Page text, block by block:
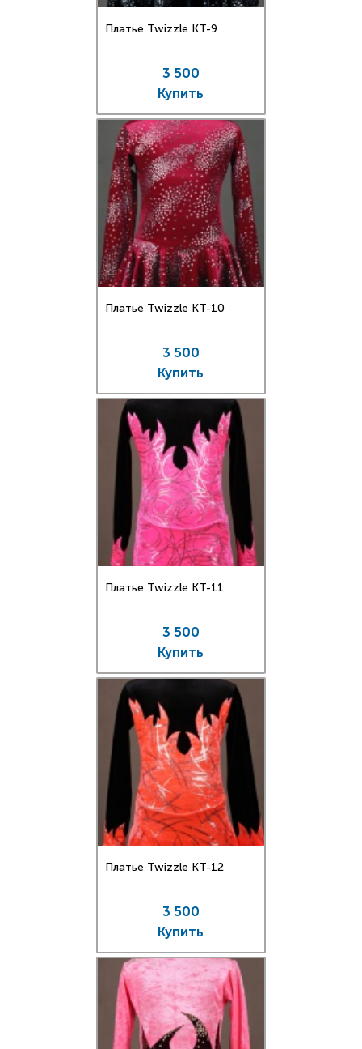
Платье Twizzle КT-9
3 500
Купить
Платье Twizzle КT-10
3 500
Купить
Платье Twizzle КT-11
3 500
Купить
Платье Twizzle КT-12
3 500
Купить